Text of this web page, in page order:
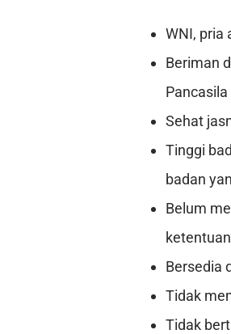
WNI, pria
Beriman
Pancasila
Sehat
Tinggi
badan
Belum
Bersedia
Tidak
Tidak